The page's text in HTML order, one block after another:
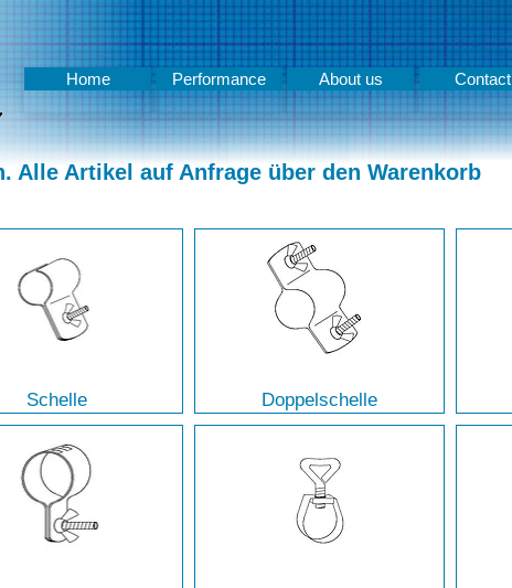
Alle Artikel auf Anfrage über den Warenkorb
Schelle Doppelschelle
Home Performance About us Contact